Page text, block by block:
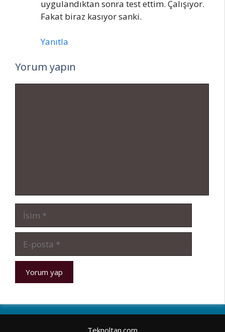
uygulandıktan sonra test ettim. Çalışıyor.
Fakat biraz kasıyor sanki.
Yanıtla
Yorum yapın
İsim
posta
Teknoltan.com